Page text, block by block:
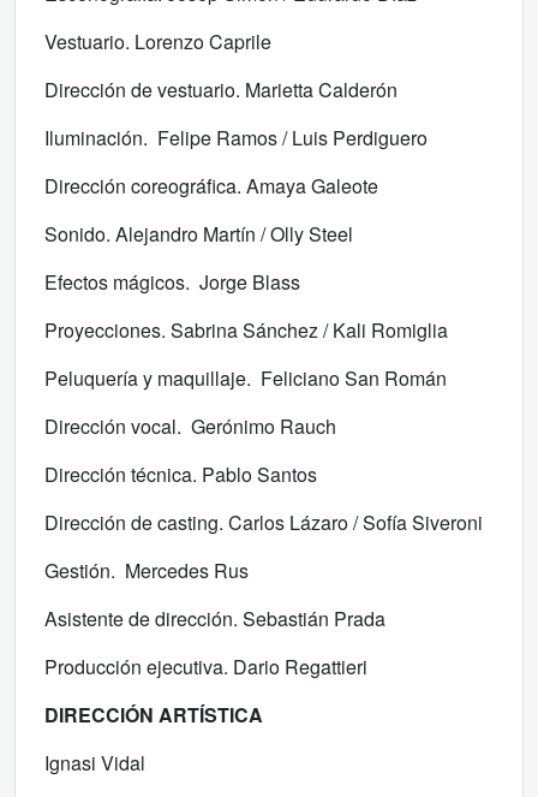
Vestuario. Lorenzo Caprile
Dirección de vestuario. Marietta Calderón
Iluminación. Felipe Ramos / Luis Perdiguero
Dirección coreográfica. Amaya Galeote
Sonido. Alejandro Martín / Olly Steel
Efectos mágicos. Jorge Blass
Proyecciones. Sabrina Sánchez / Kali Romiglia
Peluquería y maquillaje. Feliciano San Román
Dirección vocal. Gerónimo Rauch
Dirección técnica. Pablo Santos
Dirección de casting. Carlos Lázaro / Sofía Siveroni
Gestión. Mercedes Rus
Asistente de dirección. Sebastián Prada
Producción ejecutiva. Dario Regattieri
DIRECCIÓN ARTÍSTICA
Ignasi Vidal